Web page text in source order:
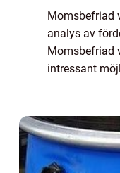
Momsbefriad
analys av
Momsbefriad
intressant
artikel